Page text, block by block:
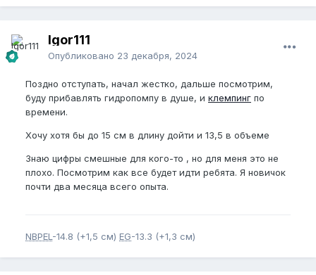
Igor111
Опубликовано 23 декабря, 2024
Поздно отступать, начал жестко, дальше посмотрим,
буду прибавлять гидропомпу в душе, и клемпинг по
времени.
Хочу хотя бы до 15 см в длину дойти и 13,5 в объеме
Знаю цифры смешные для кого-то , но для меня это не
плохо. Посмотрим как все будет идти ребята. Я новичок
почти два месяца всего опыта.
NBPEL -14.8 (+1,5 см) EG-13.3 (+1,3 см)